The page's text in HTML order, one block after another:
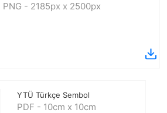
PNG - 2185px x 2500px
YTÜ Türkçe Sembol
PDF - 10cm x 10cm